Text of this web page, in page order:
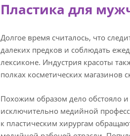
Пластика для
Долгое время считалось, что
далеких предков и соблюдать
лексиконе. Индустрия красоты
полках косметических
Похожим образом дело обстояло и
исключительно медийной
к пластическим хирургам